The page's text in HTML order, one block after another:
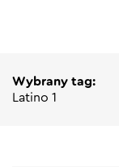
Wybrany tag:
Latino 1